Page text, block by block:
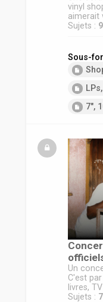
vinyl
aimerait
Sujets :
Sous-
7",
Un
C'est
livres,
Sujets :